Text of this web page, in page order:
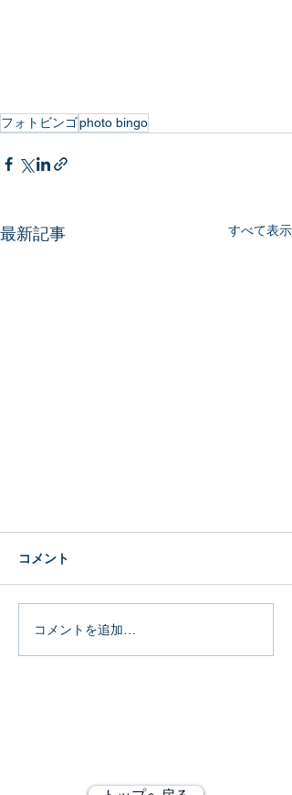
フォトビンゴphoto bingo
最新記事 すべて表示
コメント
コメントを追加…